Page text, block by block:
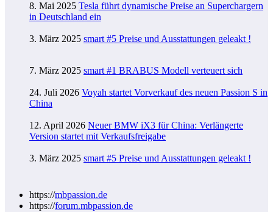
8. Mai 2025 Tesla führt dynamische Preise an Superchargern
in Deutschland ein
3. März 2025 smart #5 Preise und Ausstattungen geleakt !
7. März 2025 smart #1 BRABUS Modell verteuert sich
24. Juli 2026 Voyah startet Vorverkauf des neuen Passion S in
China
12. April 2026 Neuer BMW iX3 für China: Verlängerte
Version startet mit Verkaufsfreigabe
3. März 2025 smart #5 Preise und Ausstattungen geleakt !
https://mbpassion.de
https://forum.mbpassion.de